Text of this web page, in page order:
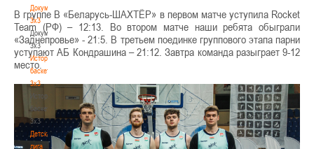
Документы
3х3
Документы
3х3
История
баскетбола
3х3
История
баскетбола
3х3
Детская
лига
В группе В «Беларусь-ШАХТЁР» в первом матче уступила Rocket
Team (РФ) – 12:13. Во втором матче наши ребята обыграли
«Заднепровье» - 21:5. В третьем поединке группового этапа парни
уступают АБ Кондрашина – 21:12. Завтра команда разыграет 9-12
место.